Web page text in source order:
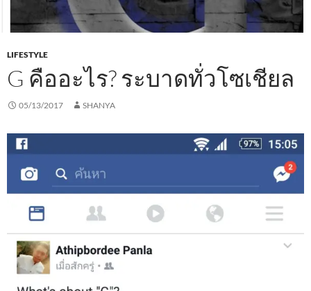
LIFESTYLE
G คืออะไร? ระบาดทั่วโซเชียล
05/13/2017 SHANYA